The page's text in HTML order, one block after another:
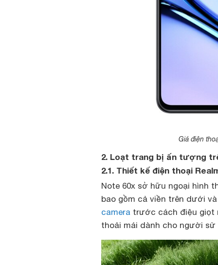
Giá điện
2. Loạt trang bị ấn tượng
2.1. Thiết kế điện thoại
Note 60x sở hữu ngoại hình
bao gồm cả viền trên dưới
camera trước cách điệu giọt
thoải mái dành cho người sử